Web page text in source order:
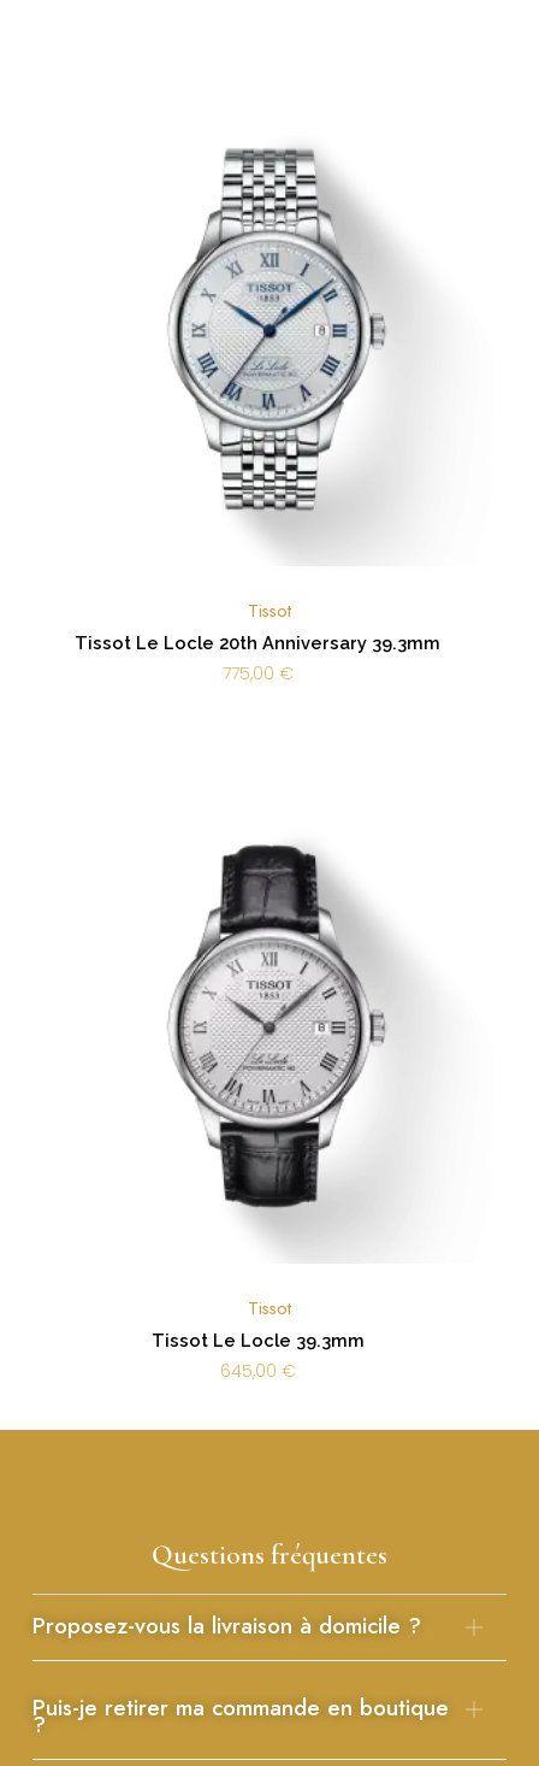
Tissot
Tissot Le Locle 20th Anniversary 39.3mm
775,00 €
Tissot
Tissot Le Locle 39.3mm
645,00 €
Questions fréquentes
Proposez-vous la livraison à domicile ?
Puis-je retirer ma commande en boutique
?